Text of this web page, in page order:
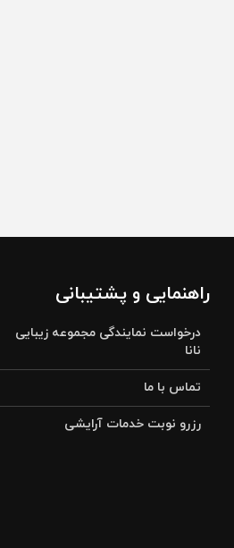
راهنمایی و پشتیبانی
درخواست نمایندگی مجموعه زیبایی
نانا
تماس با ما
رزرو نوبت خدمات آرایشی